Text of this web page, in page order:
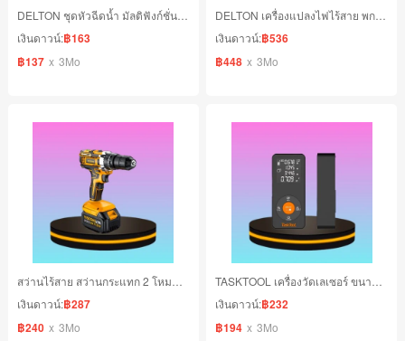
DELTON ชุดหัวฉีดน้ำ มัลติฟังก์ชั่น 5 ชิ้น 10 in 1 ปรับได้ 10 แบบ
เงินดาวน์:฿163
฿137 x 3Mo
เงินดาวน์:฿536
฿448 x 3Mo
เงินดาวน์:฿287
฿240 x 3Mo
เงินดาวน์:฿232
฿194 x 3Mo